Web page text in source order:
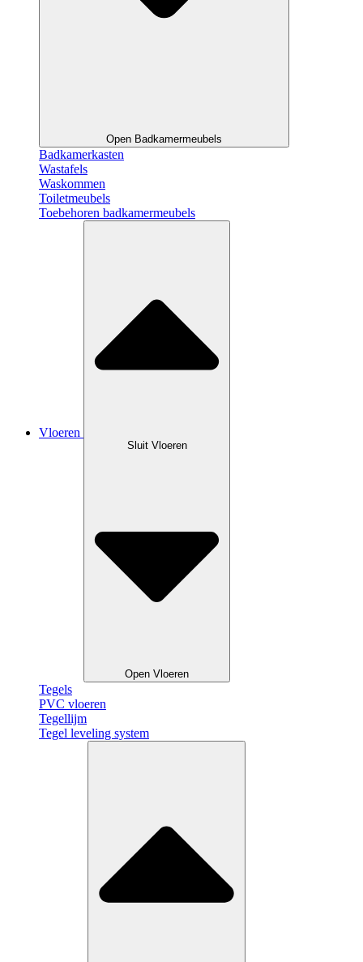
Open Badkamermeubels
Badkamerkasten
Wastafels
Waskommen
Toiletmeubels
Toebehoren badkamermeubels
Vloeren
Sluit Vloeren
Open Vloeren
Tegels
PVC vloeren
Tegellijm
Tegel leveling system